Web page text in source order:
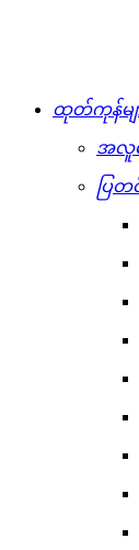
ထုတ်ကုန်မျ
အလူမီ
ပြတ